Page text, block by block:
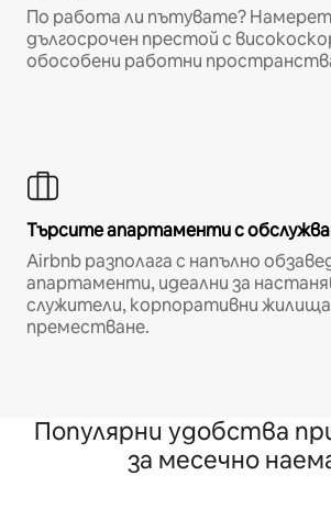
По работа ли пътувате?
дългосрочен престой с
обособени работни
Търсите апартаменти с
Airbnb разполага с напълно
апартаменти, идеални за
служители, корпоративни
преместване.
Популярни удобства
за месечно